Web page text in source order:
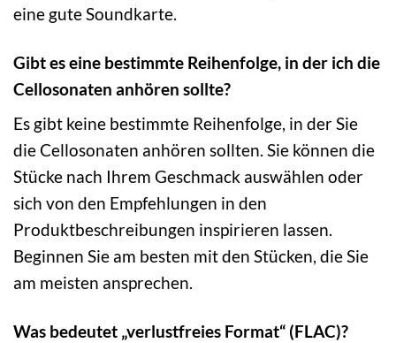
eine gute Soundkarte.
Gibt es eine bestimmte Reihenfolge, in der ich die
Cellosonaten anhören sollte?
Es gibt keine bestimmte Reihenfolge, in der Sie
die Cellosonaten anhören sollten. Sie können die
Stücke nach Ihrem Geschmack auswählen oder
sich von den Empfehlungen in den
Produktbeschreibungen inspirieren lassen.
Beginnen Sie am besten mit den Stücken, die Sie
am meisten ansprechen.
Was bedeutet „verlustfreies Format“ (FLAC)?